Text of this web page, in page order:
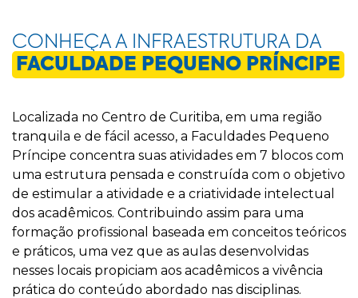
CONHEÇA A INFRAESTRUTURA DA
FACULDADE PEQUENO PRÍNCIPE
Localizada no Centro de Curitiba, em uma região
tranquila e de fácil acesso, a Faculdades Pequeno
Príncipe concentra suas atividades em 7 blocos com
uma estrutura pensada e construída com o objetivo
de estimular a atividade e a criatividade intelectual
dos acadêmicos. Contribuindo assim para uma
formação profissional baseada em conceitos teóricos
e práticos, uma vez que as aulas desenvolvidas
nesses locais propiciam aos acadêmicos a vivência
prática do conteúdo abordado nas disciplinas.